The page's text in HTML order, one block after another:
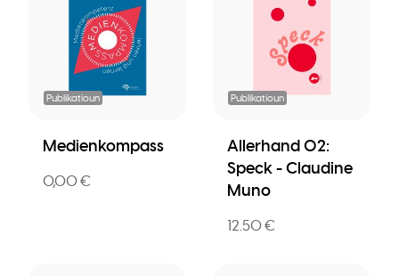
Publikatioun
Medienkompass
0,00 €
Publikatioun
Allerhand 02:
Speck - Claudine
Muno
12.50 €